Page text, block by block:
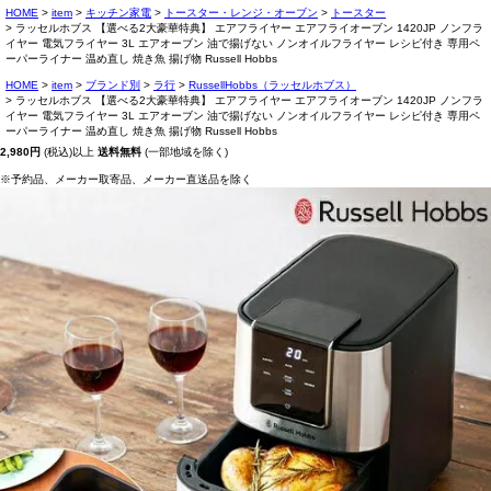
HOME item キッチン家電 トースター・レンジ・オーブン
トースター
ラッセルホブス 【選べる2大豪華特典】 エアフライヤー エアフライオーブン 1420JP ノンフラ
イヤー 電気フライヤー 3L エアオーブン 油で揚げない ノンオイルフライヤー レシピ付き 専用ペ
ーパーライナー 温め直し 焼き魚 揚げ物 Russell Hobbs
HOME item ブランド別 ラ行
RussellHobbs（ラッセルホブス）
ラッセルホブス 【選べる2大豪華特典】 エアフライヤー エアフライオーブン 1420JP ノンフラ
イヤー 電気フライヤー 3L エアオーブン 油で揚げない ノンオイルフライヤー レシピ付き 専用ペ
ーパーライナー 温め直し 焼き魚 揚げ物 Russell Hobbs
2,980円 (税込)以上 送料無料 (一部地域を除く)
※予約品、メーカー取寄品、メーカー直送品を除く